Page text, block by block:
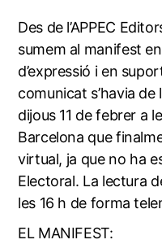
Des de l’APPEC
sumem al manifest
d’expressió i en
comunicat s’havia
dijous 11 de febrer a
Barcelona que
virtual, ja que no ha
Electoral. La lectura
les 16 h de forma
EL MANIFEST: